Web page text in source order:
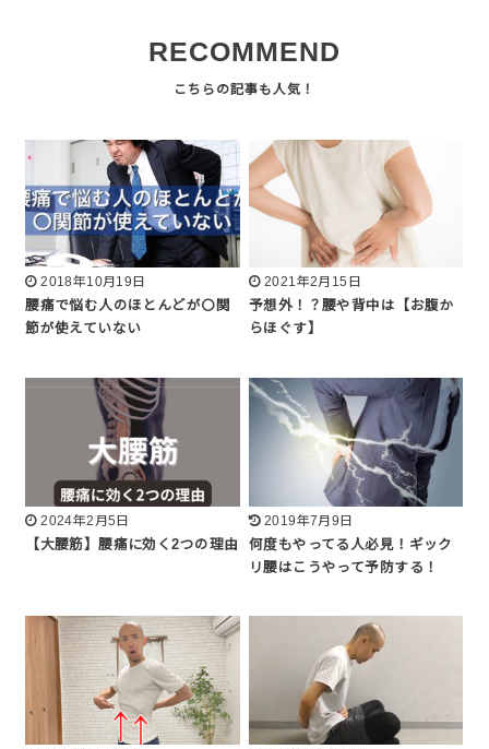
RECOMMEND
2018年10月19日
腰痛で悩む人のほとんどが〇関
節が使えていない
2021年2月15日
予想外！？腰や背中は【お腹か
らほぐす】
2024年2月5日
【大腰筋】腰痛に効く2つの理由
2019年7月9日
何度もやってる人必見！ギック
リ腰はこうやって予防する！